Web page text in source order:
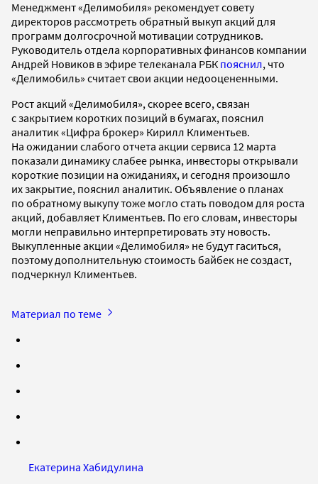
Менеджмент «Делимобиля» рекомендует совету
директоров рассмотреть обратный выкуп акций для
программ долгосрочной мотивации сотрудников.
Руководитель отдела корпоративных финансов компании
Андрей Новиков в эфире телеканала РБК пояснил, что
«Делимобиль» считает свои акции недооцененными.
Рост акций «Делимобиля», скорее всего, связан
с закрытием коротких позиций в бумагах, пояснил
аналитик «Цифра брокер» Кирилл Климентьев.
На ожидании слабого отчета акции сервиса 12 марта
показали динамику слабее рынка, инвесторы открывали
короткие позиции на ожиданиях, и сегодня произошло
их закрытие, пояснил аналитик. Объявление о планах
по обратному выкупу тоже могло стать поводом для роста
акций, добавляет Климентьев. По его словам, инвесторы
могли неправильно интерпретировать эту новость.
Выкупленные акции «Делимобиля» не будут гаситься,
поэтому дополнительную стоимость байбек не создаст,
подчеркнул Климентьев.
Материал по теме
Екатерина Хабидулина